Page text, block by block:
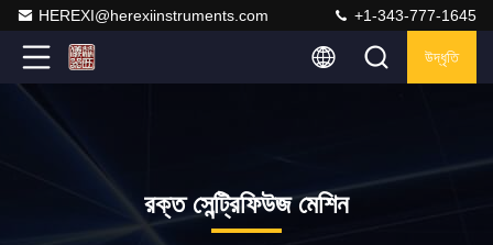
HEREXI@herexiinstruments.com +1-343-777-1645
উদ্ধৃতি
রক্ত সেন্ট্রিফিউজ মেশিন